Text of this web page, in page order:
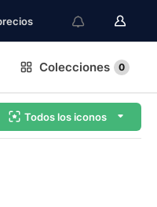
Colecciones 0
Todos los iconos